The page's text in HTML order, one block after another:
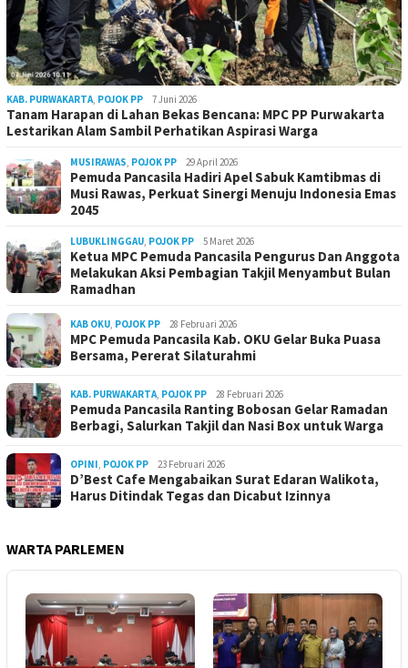
KAB. PURWAKARTA POJOK PP 7 Juni 2026
Tanam Harapan di Lahan Bekas Bencana: MPC PP Purwakarta
Lestarikan Alam Sambil Perhatikan Aspirasi Warga
MUSIRAWAS POJOK PP 29 April 2026
Pemuda Pancasila Hadiri Apel Sabuk Kamtibmas di
Musi Rawas, Perkuat Sinergi Menuju Indonesia Emas
2045
LUBUKLINGGAU POJOK PP 5 Maret 2026
Ketua MPC Pemuda Pancasila Pengurus Dan Anggota
Melakukan Aksi Pembagian Takjil Menyambut Bulan
Ramadhan
KAB OKU POJOK PP 28 Februari 2026
MPC Pemuda Pancasila Kab. OKU Gelar Buka Puasa
Bersama, Pererat Silaturahmi
KAB. PURWAKARTA POJOK PP 28 Februari 2026
Pemuda Pancasila Ranting Bobosan Gelar Ramadan
Berbagi, Salurkan Takjil dan Nasi Box untuk Warga
OPINI POJOK PP 23 Februari 2026
D’Best Cafe Mengabaikan Surat Edaran Walikota,
Harus Ditindak Tegas dan Dicabut Izinnya
WARTA PARLEMEN